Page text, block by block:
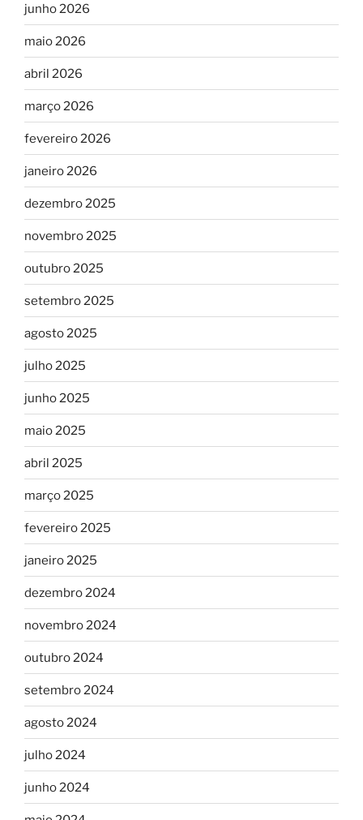
junho 2026
maio 2026
abril 2026
março 2026
fevereiro 2026
janeiro 2026
dezembro 2025
novembro 2025
outubro 2025
setembro 2025
agosto 2025
julho 2025
junho 2025
maio 2025
abril 2025
março 2025
fevereiro 2025
janeiro 2025
dezembro 2024
novembro 2024
outubro 2024
setembro 2024
agosto 2024
julho 2024
junho 2024